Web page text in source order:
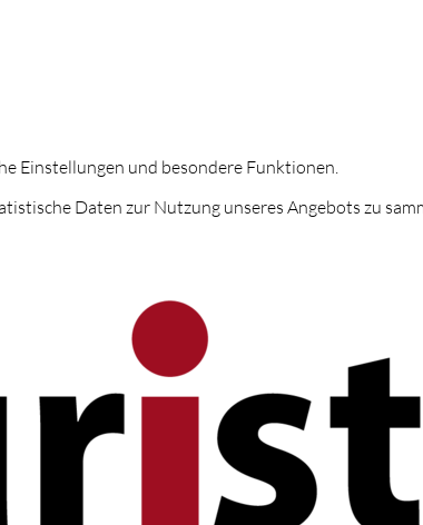
Einstellungen und besondere Funktionen.
Daten zur Nutzung unseres Angebots zu